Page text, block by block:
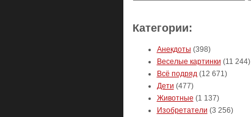
Категории:
Анекдоты (398)
Веселые картинки (11 244)
Всё подряд(12 671)
Дети (477)
Животные (1 137)
Изобретатели (3 256)